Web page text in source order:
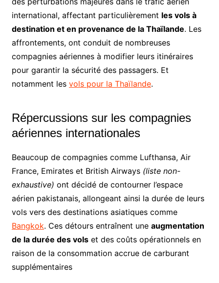
international, affectant particulièrement les vols à
destination et en provenance de la Thaïlande. Les
affrontements, ont conduit de nombreuses
compagnies aériennes à modifier leurs itinéraires
pour garantir la sécurité des passagers. Et
notamment les vols pour la Thaïlande.
Répercussions sur les compagnies
aériennes internationales
Beaucoup de compagnies comme Lufthansa, Air
France, Emirates et British Airways (liste non-
exhaustive) ont décidé de contourner l’espace
aérien pakistanais, allongeant ainsi la durée de leurs
vols vers des destinations asiatiques comme
Bangkok. Ces détours entraînent une augmentation
de la durée des volset des coûts opérationnels en
raison de la consommation accrue de carburant
supplémentaires